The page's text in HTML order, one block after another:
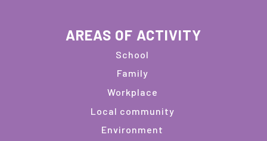
AREAS OF ACTIVITY
School
Family
Workplace
Local community
Environment